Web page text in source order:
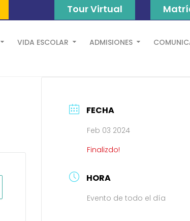
Tour Virtual
VIDA ESCOLAR ADMISIONES
FECHA
Feb 03 2024
Finalizdo!
HORA
Evento de todo el día